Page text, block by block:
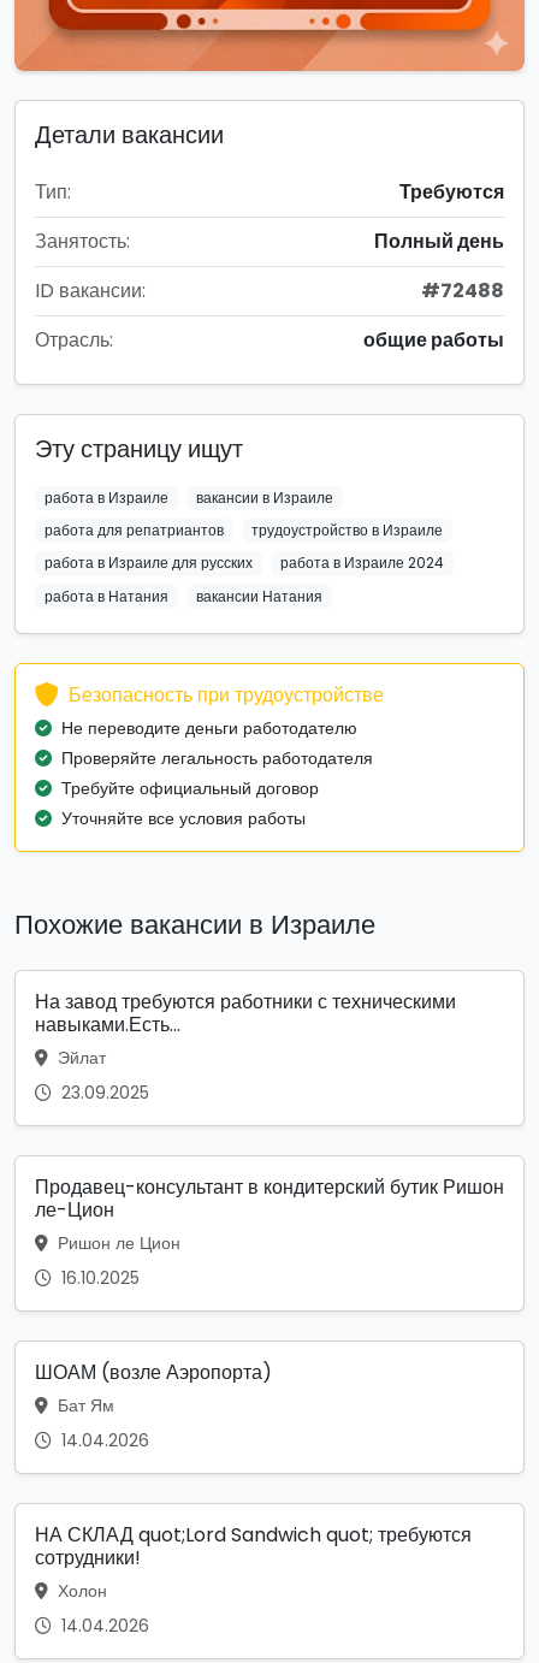
Детали вакансии
Тип:
Требуются
Занятость:
Полный день
ID вакансии:
#72488
Отрасль:
общие работы
Эту страницу ищут
работа в Израиле
вакансии в Израиле
работа для репатриантов
трудоустройство в Израиле
работа в Израиле для русских
работа в Израиле 2024
работа в Натания
вакансии Натания
Безопасность при трудоустройстве
Не переводите деньги работодателю
Проверяйте легальность работодателя
Требуйте официальный договор
Уточняйте все условия работы
Похожие вакансии в Израиле
На завод требуются работники с техническими
навыками.Есть...
Эйлат
23.09.2025
Продавец-консультант в кондитерский бутик Ришон
ле-Цион
Ришон ле Цион
16.10.2025
ШОАМ (возле Аэропорта)
Бат Ям
14.04.2026
НА СКЛАД quot;Lord Sandwich quot; требуются
сотрудники!
Холон
14.04.2026